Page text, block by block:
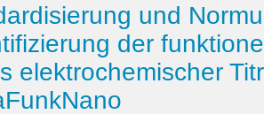
und
der
elektrochemischer